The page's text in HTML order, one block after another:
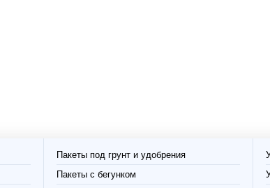
Пакеты под грунт и удобрения
Пакеты с бегунком